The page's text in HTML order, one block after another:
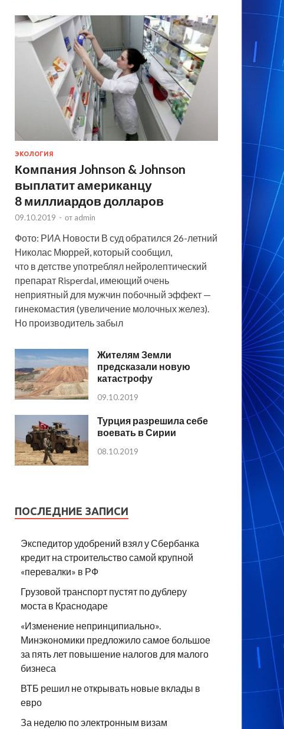
ЭКОЛОГИЯ
Компания Johnson & Johnson
выплатит американцу
8 миллиардов долларов
09.10.2019 - от admin
Фото: РИА Новости В суд обратился 26-летний
Николас Мюррей, который сообщил,
что в детстве употреблял нейролептический
препарат Risperdal, имеющий очень
неприятный для мужчин побочный эффект —
гинекомастия (увеличение молочных желез).
Но производитель забыл
Жителям Земли
предсказали новую
катастрофу
09.10.2019
Турция разрешила себе
воевать в Сирии
08.10.2019
ПОСЛЕДНИЕ ЗАПИСИ
Экспедитор удобрений взял у Сбербанка
кредит на строительство самой крупной
«перевалки» в РФ
Грузовой транспорт пустят по дублеру
моста в Краснодаре
«Изменение непринципиально».
Минэкономики предложило самое большое
за пять лет повышение налогов для малого
бизнеса
ВТБ решил не открывать новые вклады в
евро
За неделю по электронным визам